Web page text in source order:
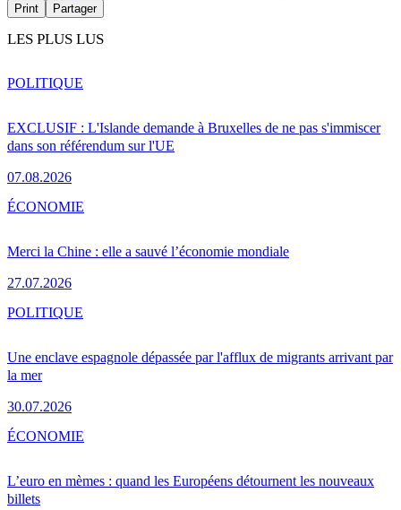
Print Partager
LES PLUS LUS
EXCLUSIF : L'Islande demande à Bruxelles de ne pas s'immiscer
dans son référendum sur l'UE
07.08.2026
POLITIQUE
Merci la Chine : elle a sauvé l’économie mondiale
27.07.2026
ÉCONOMIE
Une enclave espagnole dépassée par l'afflux de migrants arrivant par
la mer
30.07.2026
POLITIQUE
L’euro en mèmes : quand les Européens détournent les nouveaux
billets
ÉCONOMIE